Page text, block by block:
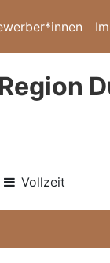
Vollzeit